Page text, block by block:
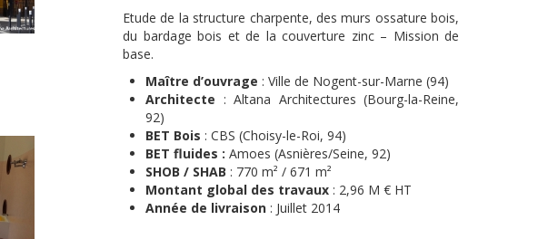
Etude de la structure charpente, des murs ossature bois,
du bardage bois et de la couverture zinc – Mission de
base.
Maître d’ouvrage : Ville de Nogent-sur-Marne (94)
Architecte : Altana Architectures (Bourg-la-Reine,
92)
BET Bois : CBS (Choisy-le-Roi, 94)
BET fluides : Amoes (Asnières/Seine, 92)
SHOB / SHAB : 770 m² / 671 m²
Montant global des travaux : 2,96 M € HT
Année de livraison : Juillet 2014